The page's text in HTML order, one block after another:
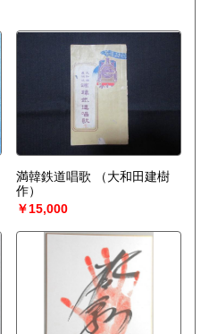
満韓鉄道唱歌
（大和田建樹
作）
￥15,000